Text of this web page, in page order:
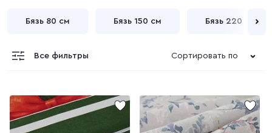
Бязь 80 см Бязь 150 см Бязь 220 см
Все фильтры Сортировать по